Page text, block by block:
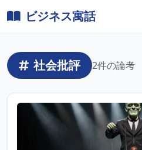
ビジネス寓話
社会批評 2件の論考